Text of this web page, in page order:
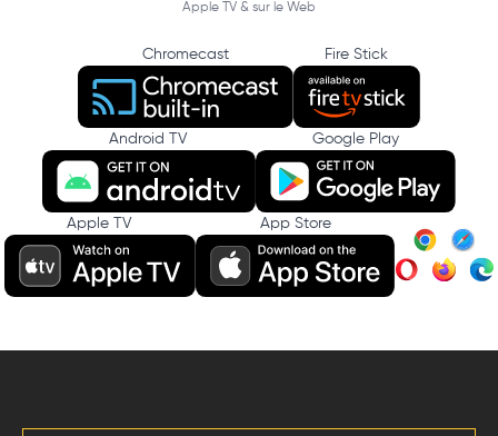
Apple TV & sur le Web
Chromecast Fire Stick
Android TV Google Play
Apple TV App Store